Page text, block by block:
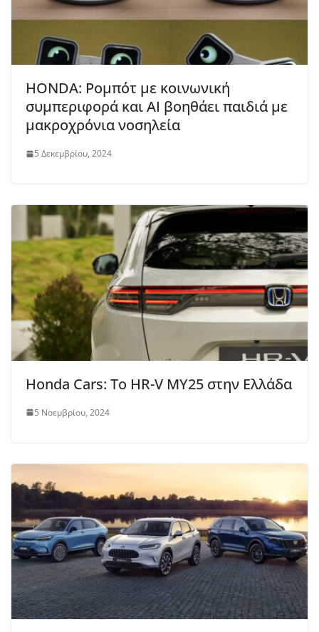
HONDA: Ρομπότ με κοινωνική
συμπεριφορά και AI βοηθάει παιδιά με
μακροχρόνια νοσηλεία
5 Δεκεμβρίου, 2024
Honda Cars: Το HR-V MY25 στην Ελλάδα
5 Νοεμβρίου, 2024